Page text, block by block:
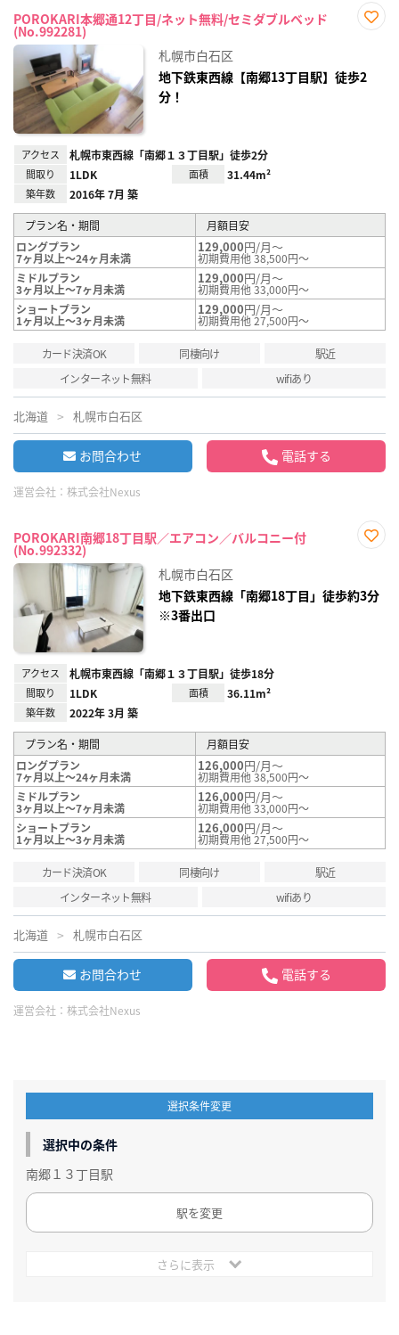
POROKARI本郷通12丁目/ネット無料/セミダブルベッド
(No.992281)
録
札幌市白石区
地下鉄東西線【南郷13丁目駅】徒歩2
分！
アクセス 札幌市東西線「南郷１３丁目駅」徒歩2分
間取り 1LDK 面積 31.44m²
築年数 2016年 7月 築
プラン名・期間
月額目安
ロングプラン
7ヶ月以上～24ヶ月未満
129,000円/月～
初期費用他 38,500円～
ミドルプラン
3ヶ月以上～7ヶ月未満
129,000円/月～
初期費用他 33,000円～
ショートプラン
1ヶ月以上～3ヶ月未満
129,000円/月～
初期費用他 27,500円～
カード決済OK 同棲向け
駅近
インターネット無料
wifiあり
北海道 札幌市白石区
お問合わせ 電話する
運営会社： 株式会社Nexus
POROKARI南郷18丁目駅／エアコン／バルコニー付
(No.992332)
録
札幌市白石区
地下鉄東西線「南郷18丁目」徒歩約3分
※3番出口
アクセス 札幌市東西線「南郷１３丁目駅」徒歩18分
間取り 1LDK 面積 36.11m²
築年数 2022年 3月 築
プラン名・期間
月額目安
ロングプラン
7ヶ月以上～24ヶ月未満
126,000円/月～
初期費用他 38,500円～
ミドルプラン
3ヶ月以上～7ヶ月未満
126,000円/月～
初期費用他 33,000円～
ショートプラン
1ヶ月以上～3ヶ月未満
126,000円/月～
初期費用他 27,500円～
カード決済OK 同棲向け
駅近
インターネット無料
wifiあり
北海道 札幌市白石区
お問合わせ 電話する
運営会社： 株式会社Nexus
選択条件変更
選択中の条件
南郷１３丁目駅
駅を変更
さらに表示